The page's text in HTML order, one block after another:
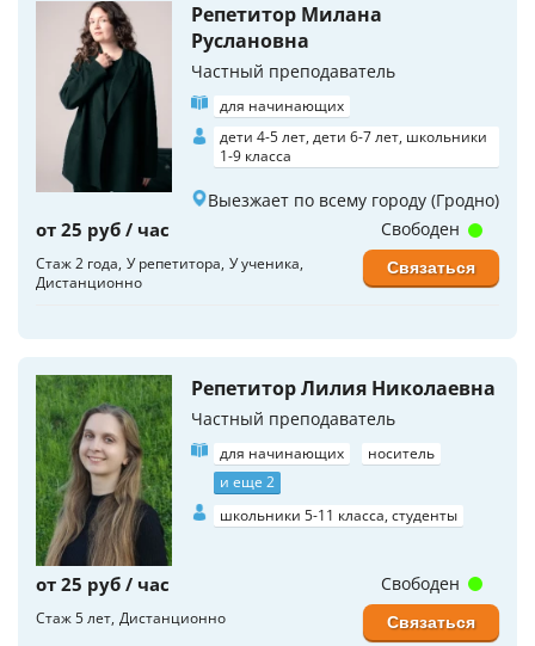
Репетитор Милана
Руслановна
Частный преподаватель
для начинающих
дети 4-5 лет, дети 6-7 лет, школьники
1-9 класса
Выезжает по всему городу (Гродно)
от 25 руб / час
Стаж 2 года У репетитора У ученика
Дистанционно
Свободен
Связаться
Репетитор Лилия Николаевна
Частный преподаватель
для начинающих
носитель
и еще 2
школьники 5-11 класса, студенты
от 25 руб / час
Стаж 5 лет Дистанционно
Свободен
Связаться